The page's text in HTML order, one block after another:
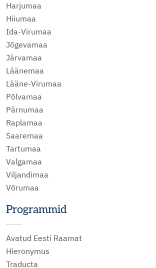
Harjumaa
Hiiumaa
Ida-Virumaa
Jõgevamaa
Järvamaa
Läänemaa
Lääne-Virumaa
Põlvamaa
Pärnumaa
Raplamaa
Saaremaa
Tartumaa
Valgamaa
Viljandimaa
Võrumaa
Programmid
Avatud Eesti Raamat
Hieronymus
Traducta